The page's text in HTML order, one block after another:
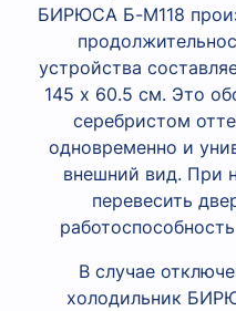
БИРЮСА Б-M118
устройства
145 х 60.5 см. Это
серебристом
одновременно и
внешний вид. При
перевесить
В случае
холодильник